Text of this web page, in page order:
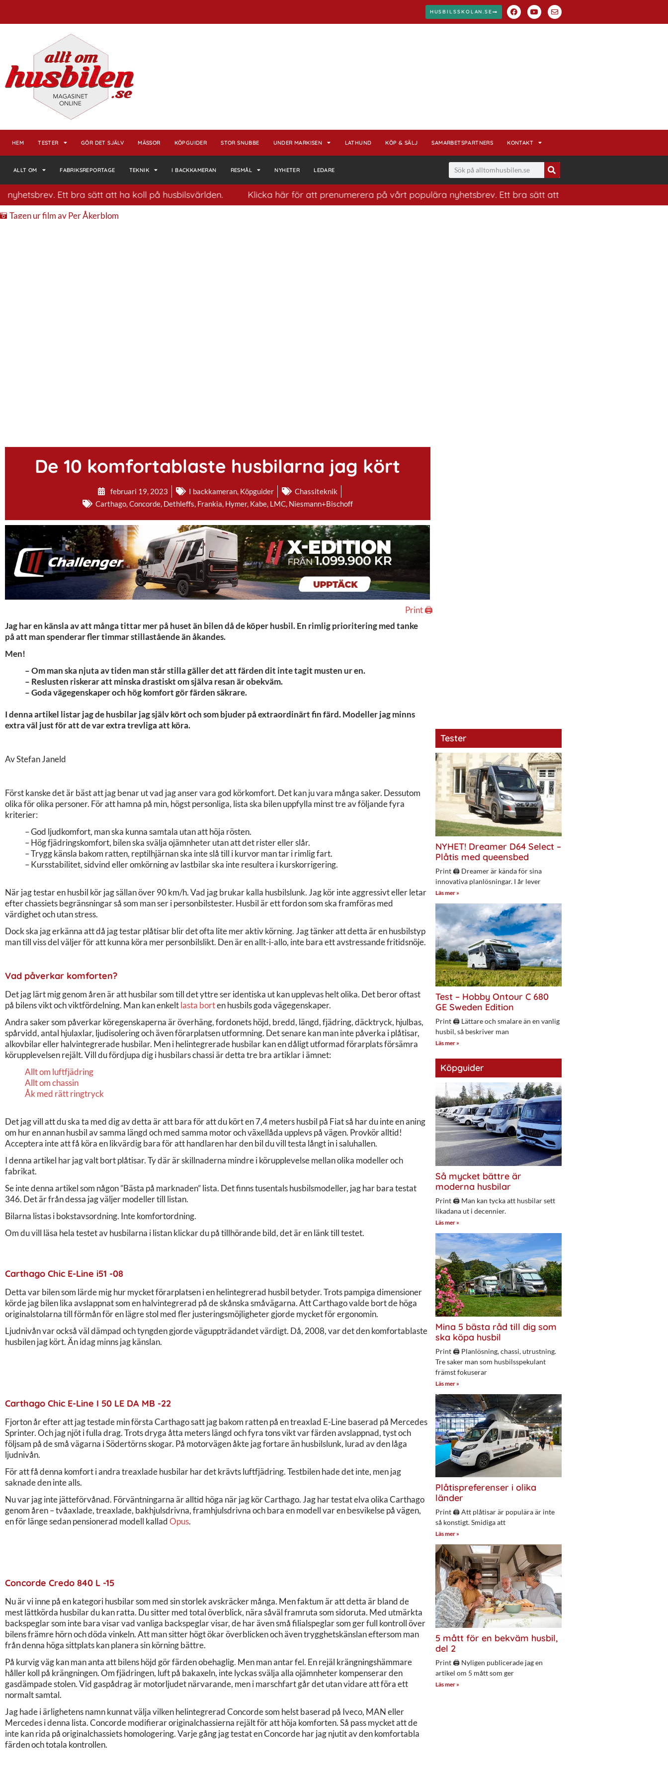
HUSBILSSKOLAN.SE
HEM TESTER GÖR DET SJÄLV MÄSSOR KÖPGUIDER STOR SNUBBE UNDER MARKISEN LATHUND KÖP & SÄLJ SAMARBETSPARTNERS KONTAKT
ALLT OM FABRIKSREPORTAGE TEKNIK I BACKKAMERAN RESMÅL NYHETER LEDARE
Ett bra sätt att ha koll på husbilsvärlden. Klicka här för att prenumerera på vårt populära nyhetsbrev. Ett bra sätt att ha koll på husbilsvärlden.
Tagen ur film av Per Åkerblom
De 10 komfortablaste husbilarna jag kört
februari 19, 2023 I backkameran, Köpguider
Chassiteknik
Carthago,Concorde, Dethleffs, Frankia, Hymer, Kabe, LMC, Niesmann+Bischoff
Print 🖨
Jag har en känsla av att många tittar mer på huset än bilen då de köper husbil. En rimlig prioritering med tanke
på att man spenderar fler timmar stillastående än åkandes.
Men!
– Om man ska njuta av tiden man står stilla gäller det att färden dit inte tagit musten ur en.
– Reslusten riskerar att minska drastiskt om själva resan är obekväm.
– Goda vägegenskaper och hög komfort gör färden säkrare.
I denna artikel listar jag de husbilar jag själv kört och som bjuder på extraordinärt fin färd. Modeller jag minns
extra väl just för att de var extra trevliga att köra.
Av Stefan Janeld
Först kanske det är bäst att jag benar ut vad jag anser vara god körkomfort. Det kan ju vara många saker. Dessutom
olika för olika personer. För att hamna på min, högst personliga, lista ska bilen uppfylla minst tre av följande fyra
kriterier:
– God ljudkomfort, man ska kunna samtala utan att höja rösten.
– Hög fjädringskomfort, bilen ska svälja ojämnheter utan att det rister eller slår.
– Trygg känsla bakom ratten, reptilhjärnan ska inte slå till i kurvor man tar i rimlig fart.
– Kursstabilitet, sidvind eller omkörning av lastbilar ska inte resultera i kurskorrigering.
När jag testar en husbil kör jag sällan över 90 km/h. Vad jag brukar kalla husbilslunk. Jag kör inte aggressivt eller letar
efter chassiets begränsningar så som man ser i personbilstester. Husbil är ett fordon som ska framföras med
värdighet och utan stress.
Dock ska jag erkänna att då jag testar plåtisar blir det ofta lite mer aktiv körning. Jag tänker att detta är en husbilstyp
man till viss del väljer för att kunna köra mer personbilslikt. Den är en allt-i-allo, inte bara ett avstressande fritidsnöje.
Vad påverkar komforten?
Det jag lärt mig genom åren är att husbilar som till det yttre ser identiska ut kan upplevas helt olika. Det beror oftast
på bilens vikt och viktfördelning. Man kan enkeltlasta borten husbils goda vägegenskaper.
Andra saker som påverkar köregenskaperna är överhäng, fordonets höjd, bredd, längd, fjädring, däcktryck, hjulbas,
spårvidd, antal hjulaxlar, ljudisolering och även förarplatsen utformning. Det senare kan man inte påverka i plåtisar,
alkovbilar eller halvintegrerade husbilar. Men i helintegrerade husbilar kan en dåligt utformad förarplats försämra
körupplevelsen rejält. Vill du fördjupa dig i husbilars chassi är detta tre bra artiklar i ämnet:
Allt om luftfjädring
Allt om chassin
Åk med rätt ringtryck
Det jag vill att du ska ta med dig av detta är att bara för att du kört en 7,4 meters husbil på Fiat så har du inte en aning
om hur en annan husbil av samma längd och med samma motor och växellåda upplevs på vägen. Provkör alltid!
Acceptera inte att få köra en likvärdig bara för att handlaren har den bil du vill testa långt in i saluhallen.
I denna artikel har jag valt bort plåtisar. Ty där är skillnaderna mindre i körupplevelse mellan olika modeller och
fabrikat.
Se inte denna artikel som någon ”Bästa på marknaden” lista. Det finns tusentals husbilsmodeller, jag har bara testat
346. Det är från dessa jag väljer modeller till listan.
Bilarna listas i bokstavsordning. Inte komfortordning.
Om du vill läsa hela testet av husbilarna i listan klickar du på tillhörande bild, det är en länk till testet.
Carthago Chic E-Line i51 -08
Detta var bilen som lärde mig hur mycket förarplatsen i en helintegrerad husbil betyder. Trots pampiga dimensioner
körde jag bilen lika avslappnat som en halvintegrerad på de skånska småvägarna. Att Carthago valde bort de höga
originalstolarna till förmån för en lägre stol med fler justeringsmöjligheter gjorde mycket för ergonomin.
Ljudnivån var också väl dämpad och tyngden gjorde väguppträdandet värdigt. Då, 2008, var det den komfortablaste
husbilen jag kört. Än idag minns jag känslan.
Carthago Chic E-Line I 50 LE DA MB -22
Fjorton år efter att jag testade min första Carthago satt jag bakom ratten på en treaxlad E-Line baserad på Mercedes
Sprinter. Och jag njöt i fulla drag. Trots dryga åtta meters längd och fyra tons vikt var färden avslappnad, tyst och
följsam på de små vägarna i Södertörns skogar. På motorvägen åkte jag fortare än husbilslunk, lurad av den låga
ljudnivån.
För att få denna komfort i andra treaxlade husbilar har det krävts luftfjädring. Testbilen hade det inte, men jag
saknade den inte alls.
Nu var jag inte jätteförvånad. Förväntningarna är alltid höga när jag kör Carthago. Jag har testat elva olika Carthago
genom åren – tvåaxlade, treaxlade, bakhjulsdrivna, framhjulsdrivna och bara en modell var en besvikelse på vägen,
en för länge sedan pensionerad modell kalladOpus.
Concorde Credo 840 L -15
Nu är vi inne på en kategori husbilar som med sin storlek avskräcker många. Men faktum är att detta är bland de
mest lättkörda husbilar du kan ratta. Du sitter med total överblick, nära såväl framruta som sidoruta. Med utmärkta
backspeglar som inte bara visar vad vanliga backspeglar visar, de har även små filialspeglar som ger full kontroll över
bilens främre hörn och döda vinkeln. Att man sitter högt ökar överblicken och även trygghetskänslan eftersom man
från denna höga sittplats kan planera sin körning bättre.
På kurvig väg kan man anta att bilens höjd gör färden obehaglig. Men man antar fel. En rejäl krängningshämmare
håller koll på krängningen. Om fjädringen, luft på bakaxeln, inte lyckas svälja alla ojämnheter kompenserar den
gasdämpade stolen. Vid gaspådrag är motorljudet närvarande, men i marschfart går det utan vidare att föra ett
normalt samtal.
Jag hade i ärlighetens namn kunnat välja vilken helintegrerad Concorde som helst baserad på Iveco, MAN eller
Mercedes i denna lista. Concorde modifierar originalchassierna rejält för att höja komforten. Så pass mycket att de
inte kan rida på originalchassiets homologering. Varje gång jag testat en Concorde har jag njutit av den komfortabla
färden och totala kontrollen.
Tester
NYHET! Dreamer D64 Select –
Plåtis med queensbed
Print 🖨 Dreamer är kända för sina
innovativa planlösningar. I år lever
Läs mer »
Test – Hobby Ontour C 680
GE Sweden Edition
Print 🖨 Lättare och smalare än en vanlig
husbil, så beskriver man
Läs mer »
Köpguider
Så mycket bättre är
moderna husbilar
Print 🖨 Man kan tycka att husbilar sett
likadana ut i decennier.
Läs mer »
Mina 5 bästa råd till dig som
ska köpa husbil
Print 🖨 Planlösning, chassi, utrustning.
Tre saker man som husbilsspekulant
främst fokuserar
Läs mer »
Plåtispreferenser i olika
länder
Print 🖨 Att plåtisar är populära är inte
så konstigt. Smidiga att
Läs mer »
5 mått för en bekväm husbil,
del 2
Print 🖨 Nyligen publicerade jag en
artikel om 5 mått som ger
Läs mer »